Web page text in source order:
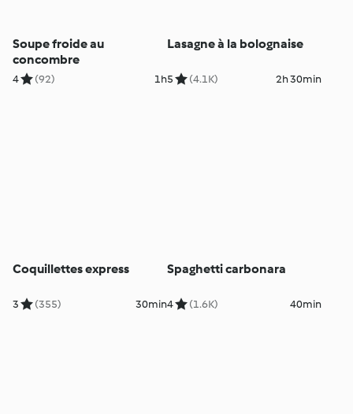
Soupe froide au
concombre
4 (92) 1h
Lasagne à la bolognaise
5 (4.1K) 2h 30min
Coquillettes express
3 (355) 30min
Spaghetti carbonara
4 (1.6K) 40min